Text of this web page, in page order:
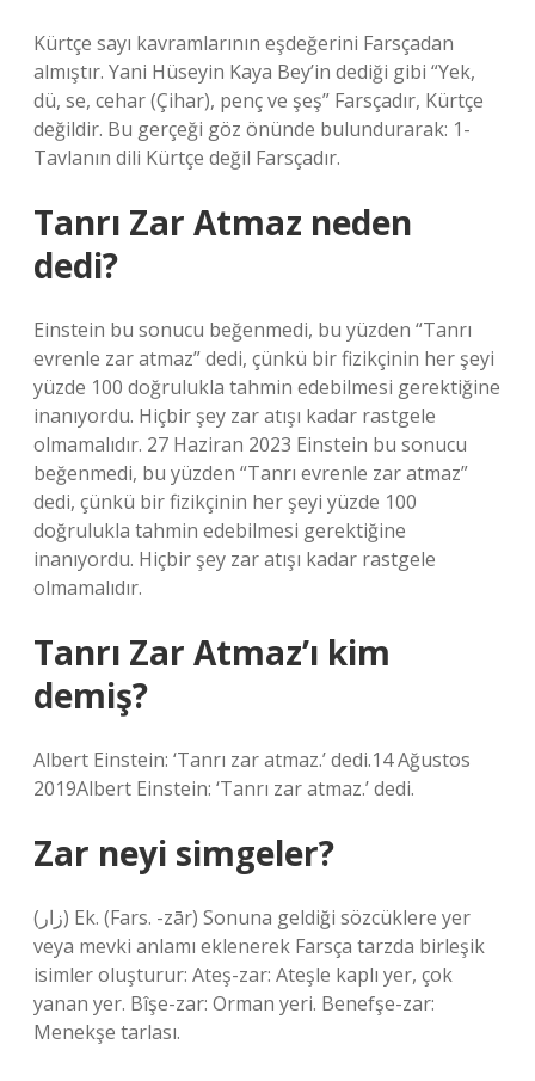
Kürtçe sayı kavramlarının eşdeğerini Farsçadan
almıştır. Yani Hüseyin Kaya Bey’in dediği gibi “Yek,
dü, se, cehar (Çihar), penç ve şeş” Farsçadır, Kürtçe
değildir. Bu gerçeği göz önünde bulundurarak: 1-
Tavlanın dili Kürtçe değil Farsçadır.
Tanrı Zar Atmaz neden
dedi?
Einstein bu sonucu beğenmedi, bu yüzden “Tanrı
evrenle zar atmaz” dedi, çünkü bir fizikçinin her şeyi
yüzde 100 doğrulukla tahmin edebilmesi gerektiğine
inanıyordu. Hiçbir şey zar atışı kadar rastgele
olmamalıdır. 27 Haziran 2023 Einstein bu sonucu
beğenmedi, bu yüzden “Tanrı evrenle zar atmaz”
dedi, çünkü bir fizikçinin her şeyi yüzde 100
doğrulukla tahmin edebilmesi gerektiğine
inanıyordu. Hiçbir şey zar atışı kadar rastgele
olmamalıdır.
Tanrı Zar Atmaz’ı kim
demiş?
Albert Einstein: ‘Tanrı zar atmaz.’ dedi.14 Ağustos
2019Albert Einstein: ‘Tanrı zar atmaz.’ dedi.
Zar neyi simgeler?
(ﺯﺍﺭ) Ek. (Fars. -zār) Sonuna geldiği sözcüklere yer
veya mevki anlamı eklenerek Farsça tarzda birleşik
isimler oluşturur: Ateş-zar: Ateşle kaplı yer, çok
yanan yer. Bîşe-zar: Orman yeri. Benefşe-zar:
Menekşe tarlası.